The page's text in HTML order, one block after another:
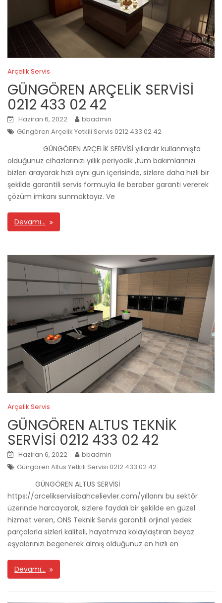
Arçelik Servis
GÜNGÖREN ARÇELİK SERVİSİ
0212 433 02 42
Haziran 6, 2022
bbadmin
Güngören Arçelik Yetkili Servis 0212 433 02 42
GÜNGÖREN ARÇELİK SERVİSİ yıllardır kullanmışta
olduğunuz cihazlarınızı yıllık periyodik ,tüm bakımlarınızı
bizleri arayarak hızlı aynı gün içerisinde, sizlere daha hızlı bir
şekilde garantili servis formuyla ile beraber garanti vererek
çözüm imkanı sunmaktayız. Ve
Devamı…
Arçelik Servis
GÜNGÖREN ALTUS TEKNİK
SERVİSİ 0212 433 02 42
Haziran 6, 2022
bbadmin
Güngören Altus Yetkili Servisi 0212 433 02 42
GÜNGÖREN ALTUS SERVİSİ
https://arcelikservisibahcelievler.com/yıllarını bu sektör
üzerinde harcayarak, sizlere faydalı bir şekilde en güzel
hizmet veren, ONS Teknik Servis garantili orjinal yedek
parçalarla sizleri kaliteli, hayatmıza kolaylaştıran beyaz
eşyalarınızı begenerek almış olduğunuz en hızlı en
Devamı…